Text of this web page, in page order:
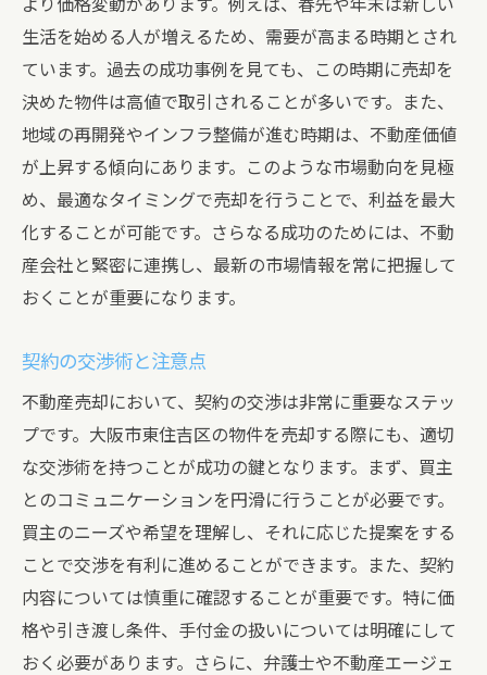
より価格変動があります。例えば、春先や年末は新しい
生活を始める人が増えるため、需要が高まる時期とされ
ています。過去の成功事例を見ても、この時期に売却を
決めた物件は高値で取引されることが多いです。また、
地域の再開発やインフラ整備が進む時期は、不動産価値
が上昇する傾向にあります。このような市場動向を見極
め、最適なタイミングで売却を行うことで、利益を最大
化することが可能です。さらなる成功のためには、不動
産会社と緊密に連携し、最新の市場情報を常に把握して
おくことが重要になります。
契約の交渉術と注意点
不動産売却において、契約の交渉は非常に重要なステッ
プです。大阪市東住吉区の物件を売却する際にも、適切
な交渉術を持つことが成功の鍵となります。まず、買主
とのコミュニケーションを円滑に行うことが必要です。
買主のニーズや希望を理解し、それに応じた提案をする
ことで交渉を有利に進めることができます。また、契約
内容については慎重に確認することが重要です。特に価
格や引き渡し条件、手付金の扱いについては明確にして
おく必要があります。さらに、弁護士や不動産エージェ